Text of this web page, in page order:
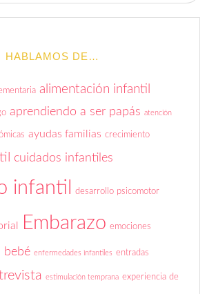
HABLAMOS DE…
alimentación infantil
aprendiendo a ser papás atención
ayudas familias crecimiento
cuidados infantiles
infantil desarrollo psicomotor
Embarazo emociones
bebé enfermedades infantiles entradas
estimulación temprana experiencia de